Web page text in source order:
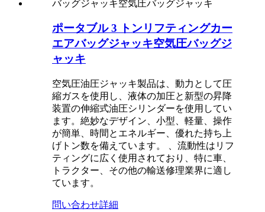
ポータブル 3 トンリフティングカー
エアバッグジャッキ空気圧バッグジ
ャッキ
空気圧油圧ジャッキ製品は、動力として圧
縮ガスを使用し、液体の加圧と新型の昇降
装置の伸縮式油圧シリンダーを使用してい
ます。絶妙なデザイン、小型、軽量、操作
が簡単、時間とエネルギー、優れた持ち上
げトン数を備えています。 、流動性はリフ
ティングに広く使用されており、特に車、
トラクター、その他の輸送修理業界に適し
ています。
問い合わせ詳細